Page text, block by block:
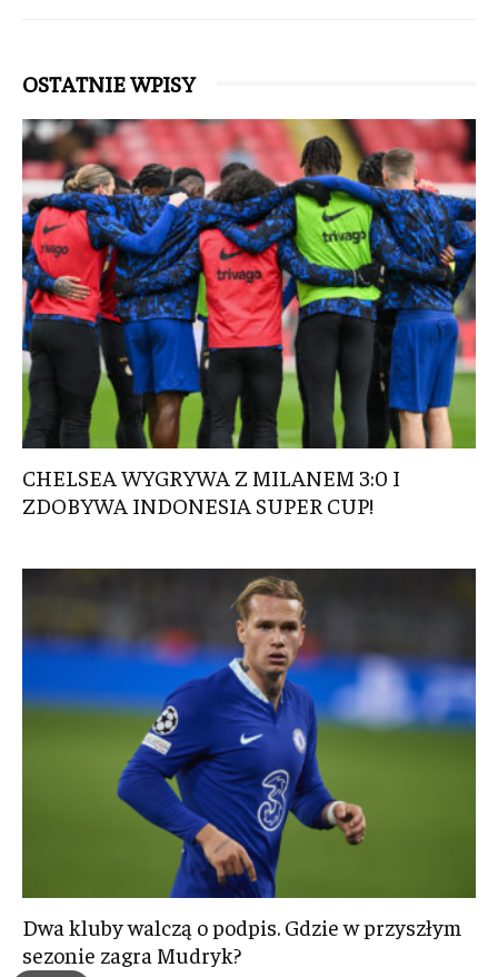
OSTATNIE WPISY
CHELSEA WYGRYWA Z MILANEM 3:0 I
ZDOBYWA INDONESIA SUPER CUP!
Dwa kluby walczą o podpis. Gdzie w przyszłym
sezonie zagra Mudryk?